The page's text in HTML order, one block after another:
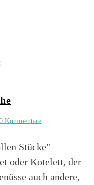
0 Kommentare
Stücke"
oder Kotelett, der
auch andere,